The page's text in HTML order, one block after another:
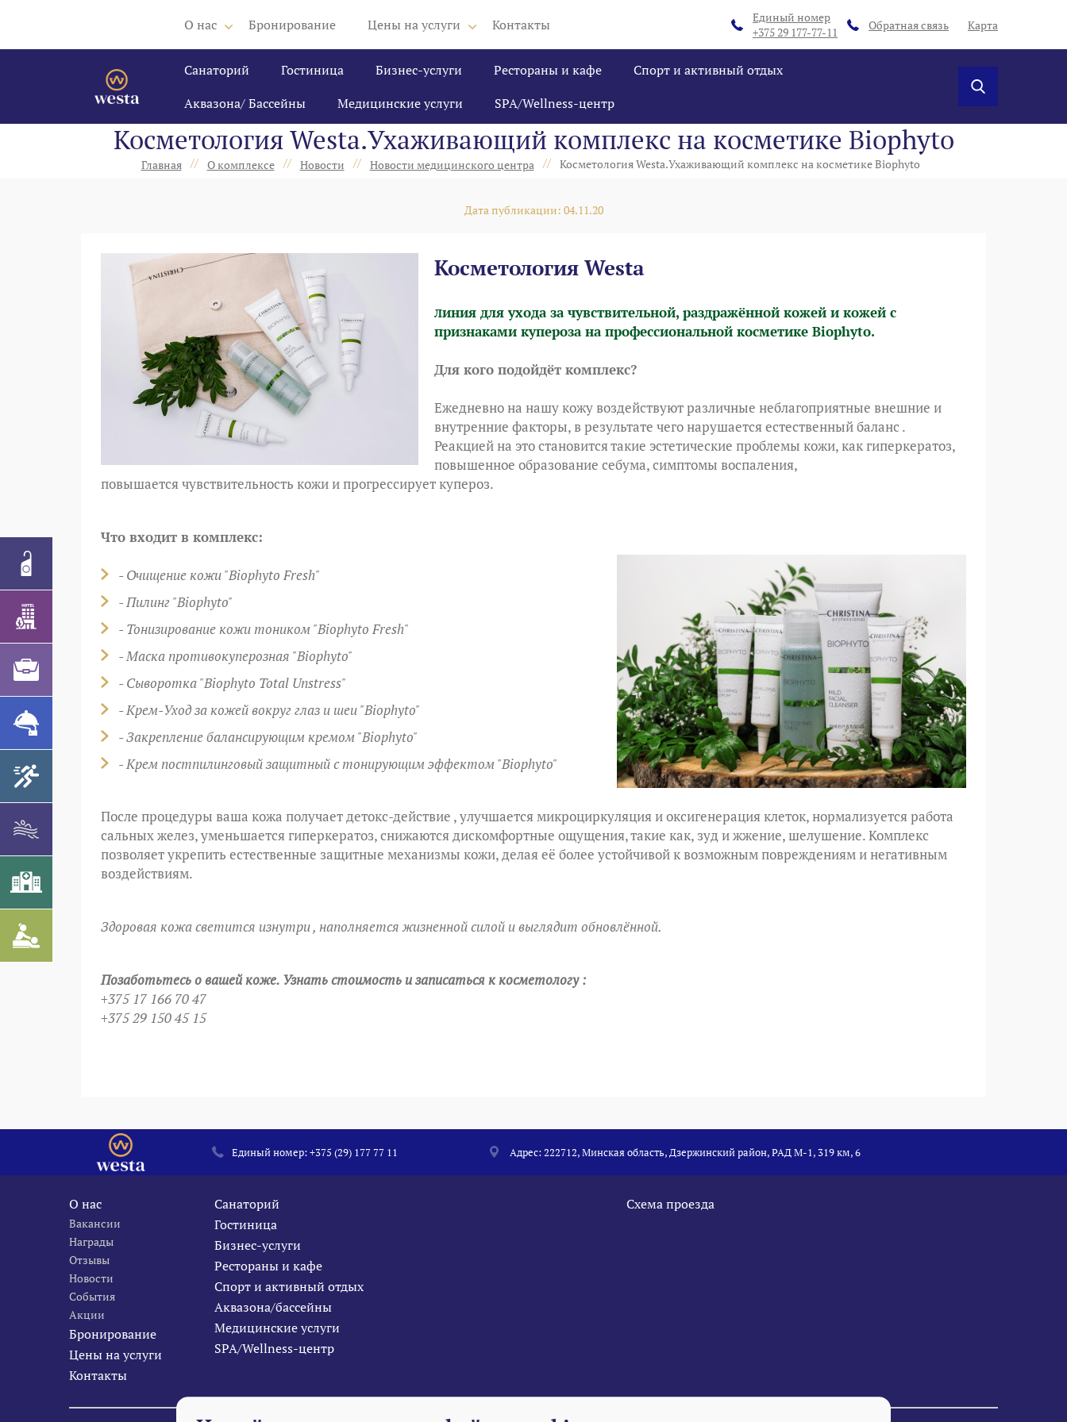
О нас Бронирование Цены на услуги Контакты
Единый номер
+375 29 177-77-11
Обратная связь Карта
Санаторий Гостиница Бизнес-услуги Рестораны и кафе
Спорт и активный отдых
Аквазона/ Бассейны
Медицинские услуги SPA/Wellness-центр
Косметология Westa.Ухаживающий комплекс на косметике Biophyto
Главная // О комплексе // Новости // Новости медицинского центра // Косметология Westa.Ухаживающий комплекс на косметике Biophyto
Дата публикации: 04.11.20
Косметология Westa
Линия для ухода за чувствительной, раздражённой кожей и кожей с
признаками купероза на профессиональной косметике Biophyto.
Для кого подойдёт комплекс?
Ежедневно на нашу кожу воздействуют различные неблагоприятные внешние и
внутренние факторы, в результате чего нарушается естественный баланс .
Реакцией на это становится такие эстетические проблемы кожи, как гиперкератоз,
повышенное образование себума, симптомы воспаления,
повышаетсячувствительность кожи и прогрессирует купероз.
Что входит в комплекс:
- Очищение кожи "Biophyto Fresh"
- Пилинг "Biophyto"
- Тонизирование кожи тоником "Biophyto Fresh"
- Маска противокуперозная "Biophyto"
- Сыворотка "Biophyto Total Unstress"
- Крем-Уход за кожей вокруг глаз и шеи "Biophyto"
- Закрепление балансирующим кремом "Biophyto"
- Крем постпилинговый защитный с тонирующим эффектом "Biophyto"
После процедуры ваша кожа получает детокс-действие , улучшается микроциркуляция и оксигенерация клеток, нормализуется работа
сальных желез, уменьшается гиперкератоз, снижаютсядискомфортные ощущения, такие как, зуд ижжение, шелушение. Комплекс
позволяет укрепить естественные защитные механизмы кожи, делая её более устойчивой к возможным повреждениям и негативным
воздействиям.
Здоровая кожа светится изнутри , наполняетсяжизненной силой и выглядит обновлённой.
Позаботьтесь о вашей коже. Узнать стоимость и записаться к косметологу :
+375 17 166 70 47
+375 29 150 45 15
Единый номер:+375 (29) 177 77 11 Адрес: 222712, Минская область, Дзержинский район, РАД М-1, 319 км, 6
О нас
Вакансии
Награды
Отзывы
Новости
События
Акции
Бронирование
Цены на услуги
Контакты
Санаторий
Гостиница
Бизнес-услуги
Рестораны и кафе
Спорт и активный отдых
Аквазона/бассейны
Медицинские услуги
SPA/Wellness-центр
Схема проезда